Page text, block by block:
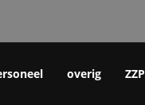
overig ZZP